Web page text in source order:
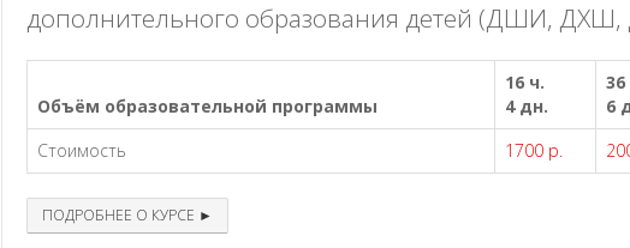
дополнительного образования детей (ДШИ,
Объём образовательной программы
16 ч.
4 дн.
36
6
Стоимость
1700 р.
ПОДРОБНЕЕ О КУРСЕ ►